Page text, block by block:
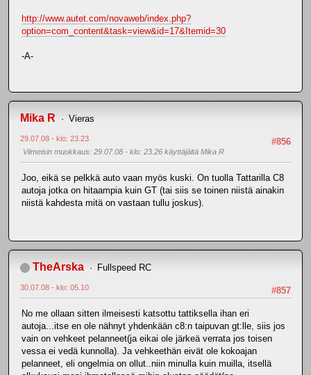
http://www.autet.com/novaweb/index.php?
option=com_content&task=view&id=17&Itemid=30
-A-
Mika R Vieras
#856
29.07.08 - klo: 23.23
Viimeisin muokkaus: 29.07.08 - klo: 23.26 käyttäjältä Mika R
Joo, eikä se pelkkä auto vaan myös kuski. On tuolla Tattarilla C8
autoja jotka on hitaampia kuin GT (tai siis se toinen niistä ainakin
niistä kahdesta mitä on vastaan tullu joskus).
TheArska Fullspeed RC
#857
30.07.08 - klo: 05.10
No me ollaan sitten ilmeisesti katsottu tattiksella ihan eri
autoja...itse en ole nähnyt yhdenkään c8:n taipuvan gt:lle, siis jos
vain on vehkeet pelanneet(ja eikai ole järkeä verrata jos toisen
vessa ei vedä kunnolla). Ja vehkeethän eivät ole kokoajan
pelanneet, eli ongelmia on ollut..niin minulla kuin muilla, itsellä